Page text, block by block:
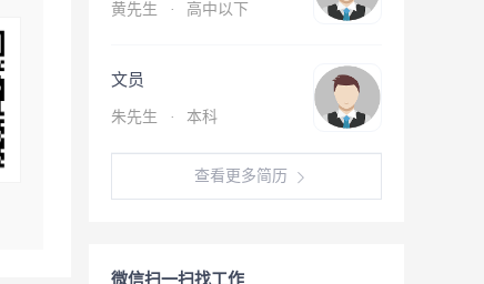
黄先生 · 高中以下
文员
朱先生 · 本科
查看更多简历
微信扫一扫找工作